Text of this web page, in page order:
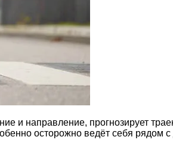
и направление, прогнозирует
осторожно ведёт себя рядом